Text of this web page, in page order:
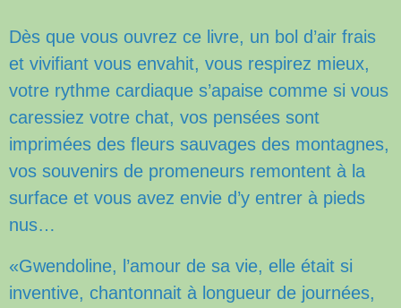
Dès que vous ouvrez ce livre, un bol d’air frais
et vivifiant vous envahit, vous respirez mieux,
votre rythme cardiaque s’apaise comme si vous
caressiez votre chat, vos pensées sont
imprimées des fleurs sauvages des montagnes,
vos souvenirs de promeneurs remontent à la
surface et vous avez envie d’y entrer à pieds
nus…
«Gwendoline, l’amour de sa vie, elle était si
inventive, chantonnait à longueur de journées,